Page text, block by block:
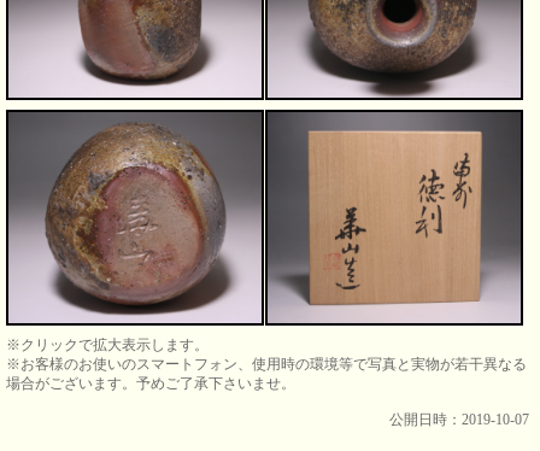
※クリックで拡大表示します。
※お客様のお使いのスマートフォン、使用時の環境等で写真と実物が若干異なる
場合がございます。予めご了承下さいませ。
公開日時：2019-10-07